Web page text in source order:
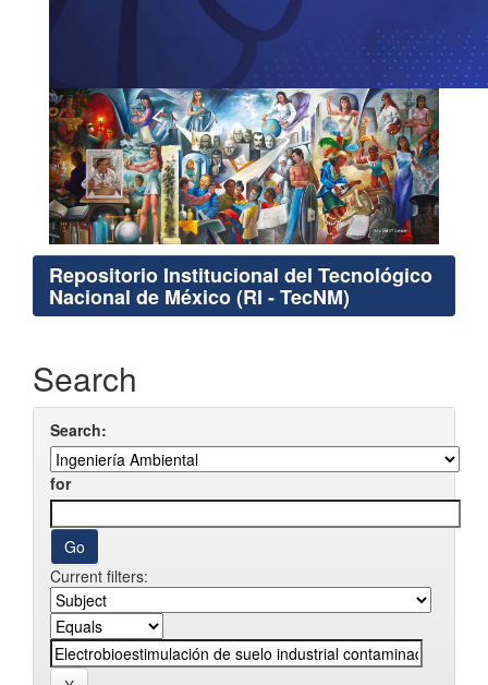
Repositorio Institucional del Tecnológico
Nacional de México (RI - TecNM)
Search
Search:
for
Current filters: